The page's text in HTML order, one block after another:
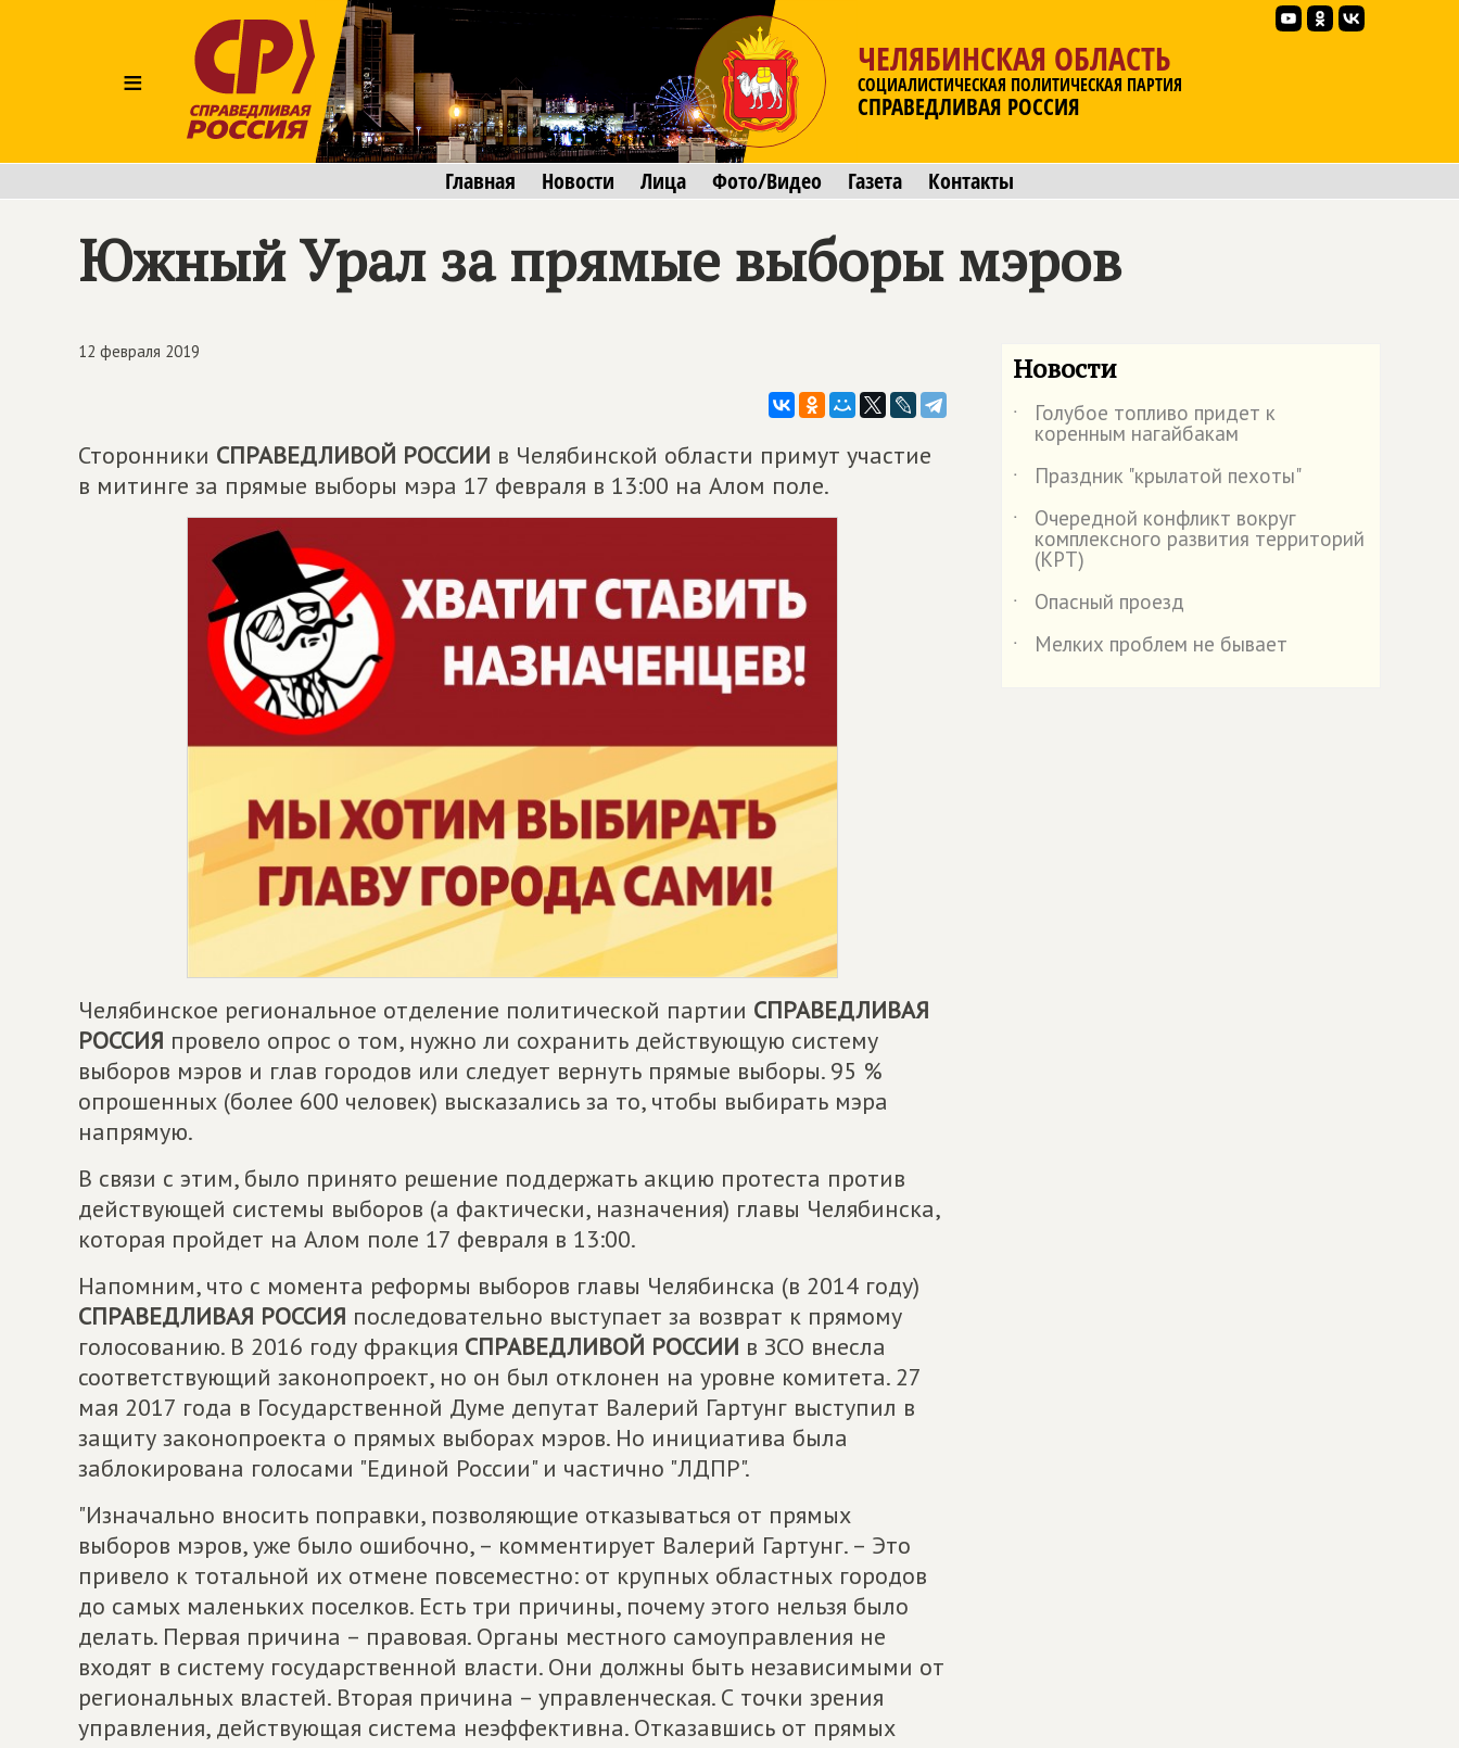
≡
ЧЕЛЯБИНСКАЯ ОБЛАСТЬ
СОЦИАЛИСТИЧЕСКАЯ ПОЛИТИЧЕСКАЯ ПАРТИЯ
СПРАВЕДЛИВАЯ РОССИЯ
Главная Новости Лица Фото/Видео Газета Контакты
Южный Урал за прямые выборы мэров
12 февраля 2019
Сторонники СПРАВЕДЛИВОЙ РОССИИ в Челябинской области примут участие
в митинге за прямые выборы мэра 17 февраля в 13:00 на Алом поле.
Челябинское региональное отделение политической партии СПРАВЕДЛИВАЯ
РОССИЯ провело опрос о том, нужно ли сохранить действующую систему
выборов мэров и глав городов или следует вернуть прямые выборы. 95 %
опрошенных (более 600 человек) высказались за то, чтобы выбирать мэра
напрямую.
В связи с этим, было принято решение поддержать акцию протеста против
действующей системы выборов (а фактически, назначения) главы Челябинска,
которая пройдет на Алом поле 17 февраля в 13:00.
Напомним, что с момента реформы выборов главы Челябинска (в 2014 году)
СПРАВЕДЛИВАЯ РОССИЯ последовательно выступает за возврат к прямому
голосованию. В 2016 году фракция СПРАВЕДЛИВОЙ РОССИИ в ЗСО внесла
соответствующий законопроект, но он был отклонен на уровне комитета. 27
мая 2017 года в Государственной Думе депутат Валерий Гартунг выступил в
защиту законопроекта о прямых выборах мэров. Но инициатива была
заблокирована голосами "Единой России" и частично "ЛДПР".
"Изначально вносить поправки, позволяющие отказываться от прямых
выборов мэров, уже было ошибочно, – комментирует Валерий Гартунг. – Это
привело к тотальной их отмене повсеместно: от крупных областных городов
до самых маленьких поселков. Есть три причины, почему этого нельзя было
делать. Первая причина – правовая. Органы местного самоуправления не
входят в систему государственной власти. Они должны быть независимыми от
региональных властей. Вторая причина – управленческая. С точки зрения
управления, действующая система неэффективна. Отказавшись от прямых
Новости
˙ Голубое топливо придет к
коренным нагайбакам
˙
Праздник "крылатой пехоты"
˙
Очередной конфликт вокруг
комплексного развития территорий
(КРТ)
˙
Опасный проезд
˙
Мелких проблем не бывает